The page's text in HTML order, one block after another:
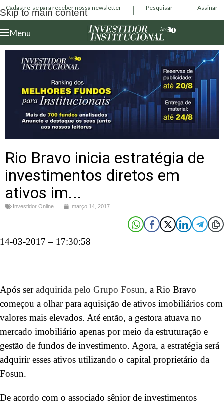
Skip to main content
Cadastre-se para receber nossa newsletter Pesquisar Assinar
Menu
Rio Bravo inicia estratégia de
investimentos diretos em
ativos im...
Investidor Online março 14, 2017
14-03-2017 – 17:30:58
Após seradquirida pelo Grupo Fosun, a Rio Bravo
começou a olhar para aquisição de ativos imobiliários com
valores mais elevados. Até então, a gestora atuava no
mercado imobiliário apenas por meio da estruturação e
gestão de fundos de investimento. Agora, a estratégia será
adquirir esses ativos utilizando o capital proprietário da
Fosun.
De acordo com o associado sênior de investimentos